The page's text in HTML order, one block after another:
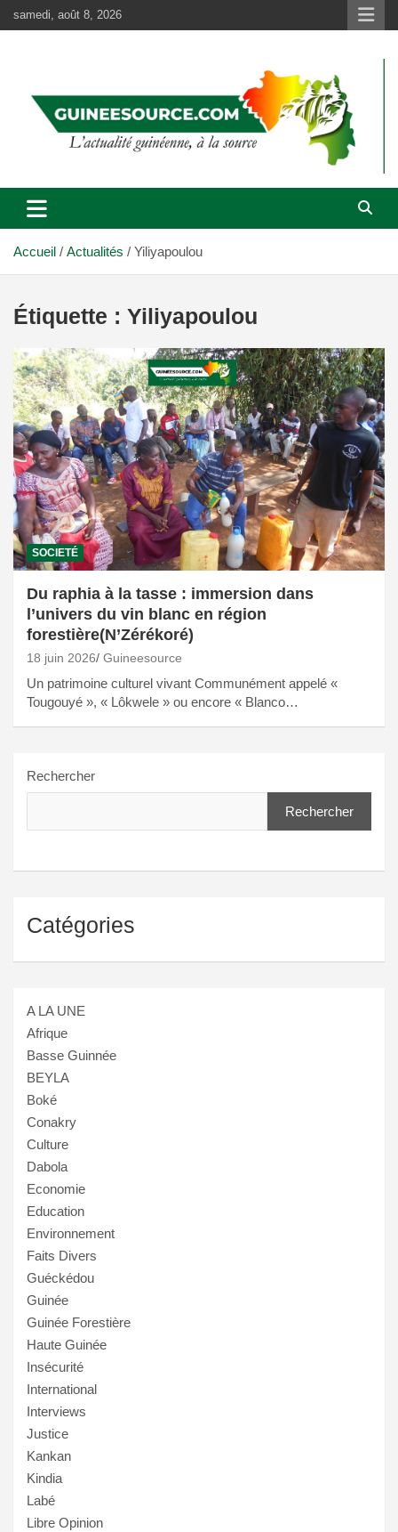
au
samedi, août 8, 2026
Accueil Actualités Yiliyapoulou
Étiquette : Yiliyapoulou
SOCIETÉ
Du raphia à la tasse : immersion dans
l’univers du vin blanc en région
forestière(N’Zérékoré)
18 juin 2026 Guineesource
Un patrimoine culturel vivant Communément appelé «
Tougouyé », « Lôkwele » ou encore « Blanco…
Rechercher
Rechercher
Catégories
A LA UNE
Afrique
Basse Guinnée
BEYLA
Boké
Conakry
Culture
Dabola
Economie
Education
Environnement
Faits Divers
Guéckédou
Guinée
Guinée Forestière
Haute Guinée
Insécurité
International
Interviews
Justice
Kankan
Kindia
Labé
Libre Opinion